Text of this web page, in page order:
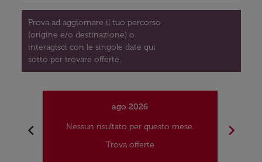
Prova ad aggiornare il tuo percorso
(origine e/o destinazione) o
interagisci con le singole date qui
sotto per trovare offerte.
chevron_left
ago 2026
Nessun risultato per questo mese.
Trova offerte
chevron_right